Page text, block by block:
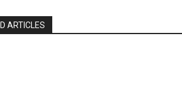
ARTICLES